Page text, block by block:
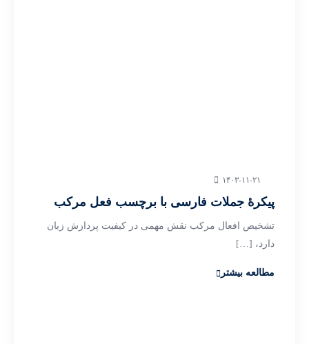
۱۴۰۳-۱۱-۲۱
پیکرۀ جملات فارسی با برچسب فعل مرکب
تشخیص افعال مرکب نقش مهمی در کیفیت پردازش زبان
دارد، […]
مطالعه بیشتر